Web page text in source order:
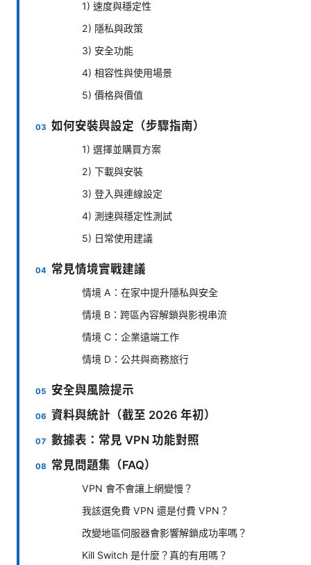
1) 速度與穩定性
2) 隱私與政策
3) 安全功能
4) 相容性與使用場景
5) 價格與價值
如何安裝與設定（步驟指南）
1) 選擇並購買方案
2) 下載與安裝
3) 登入與連線設定
4) 測速與穩定性測試
5) 日常使用建議
常見情境實戰建議
情境 A：在家中提升隱私與安全
情境 B：跨區內容解鎖與影視串流
情境 C：企業遠端工作
情境 D：公共與商務旅行
安全與風險提示
資料與統計（截至 2026 年初）
數據表：常見 VPN 功能對照
常見問題集（FAQ）
VPN 會不會讓上網變慢？
我該選免費 VPN 還是付費 VPN？
改變地區伺服器會影響解鎖成功率嗎？
Kill Switch 是什麼？真的有用嗎？